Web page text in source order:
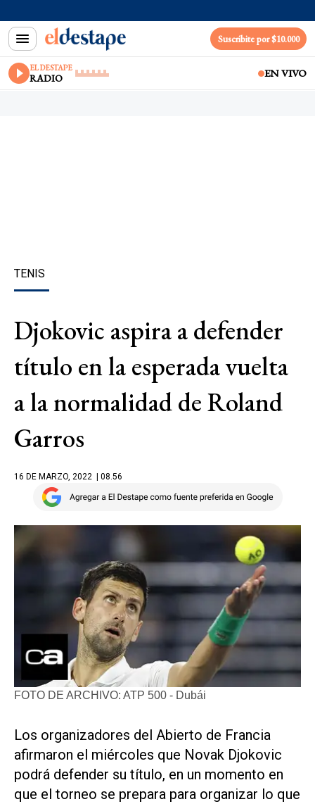
Suscribite por $10.000
EL DESTAPE
RADIO EN VIVO
TENIS
Djokovic aspira a defender
título en la esperada vuelta
a la normalidad de Roland
Garros
16 DE MARZO, 2022 | 08.56
FOTO DE ARCHIVO: ATP 500 - Dubái
Los organizadores del Abierto de Francia
afirmaron el miércoles que Novak Djokovic
podrá defender su título, en un momento en
que el torneo se prepara para organizar lo que